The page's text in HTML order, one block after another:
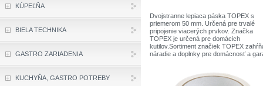
Dvojstranne lepiaca páska TOPEX s
priemerom 50 mm. Určená pre trvalé
pripojenie viacerých prvkov. Značka
TOPEX je určená pre domácich
kutilov.Sortiment značiek TOPEX
náradie a doplnky pre domácnosť a
značiek ručného náradia v Poľsku.
KÚPEĽŇA
BIELA TECHNIKA
GASTRO ZARIADENIA
KUCHYŇA, GASTRO POTREBY